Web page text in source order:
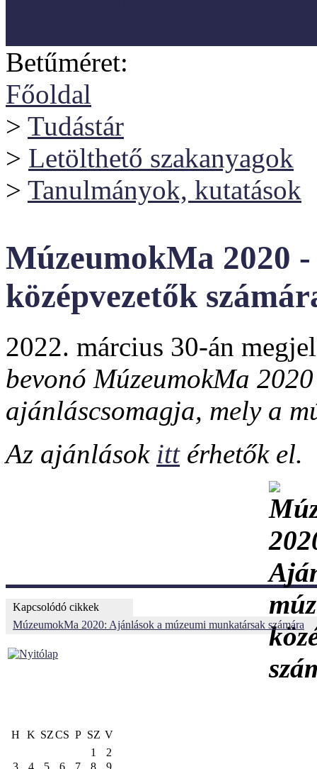
Betűméret:
Főoldal
> Tudástár
> Letölthető szakanyagok
> Tanulmányok, kutatások
MúzeumokMa 2020
középvezetők
2022. március 30-án
bevonó MúzeumokMa
ajánláscsomagja, mely a
Az ajánlások ittérhetők el.
Kapcsolódó cikkek
MúzeumokMa 2020: Ajánlások a múzeumi munkatársak számára
H K SZCS P SZ V
1
2
3
4 5 6 7 8
9